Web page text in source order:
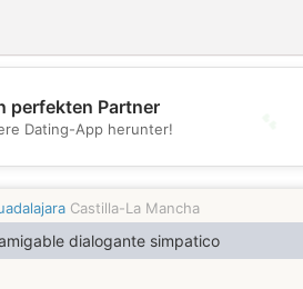
perfekten Partner
Dating-App herunter!
Castilla-La Mancha
dialogante simpatico